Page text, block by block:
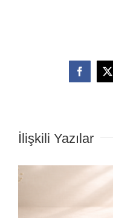
Facebook
X
İlişkili Yazılar